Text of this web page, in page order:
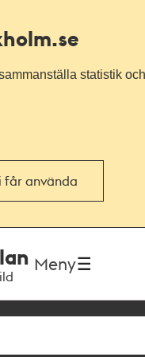
statistik
får använda
Meny